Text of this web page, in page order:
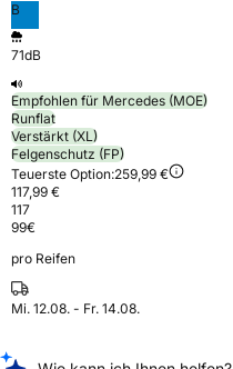
B
71dB
Empfohlen für Mercedes (MOE)
Runflat
Verstärkt (XL)
Felgenschutz (FP)
Teuerste Option:259,99 €
117,99 €
117
99€
pro Reifen
Mi. 12.08. - Fr. 14.08.